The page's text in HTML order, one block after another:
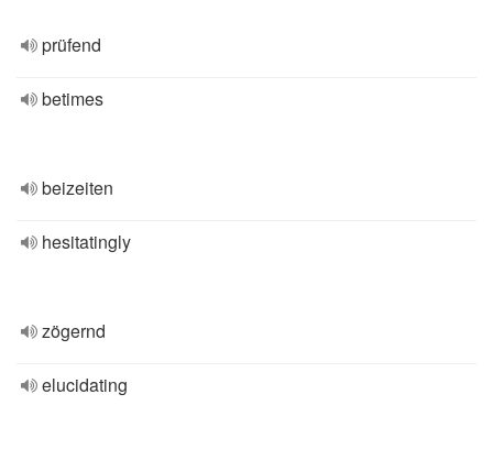
prüfend
betimes
beizeiten
hesitatingly
zögernd
elucidating